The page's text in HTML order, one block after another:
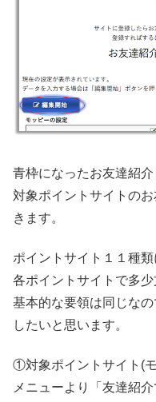
青枠になったお友達紹介
対象ポイントサイトの
きます。
ポイントサイト１１種
各ポイントサイトで多少
基本的な要領は同じな
したいと思います。
①対象ポイントサイト(
メニューより「友達紹